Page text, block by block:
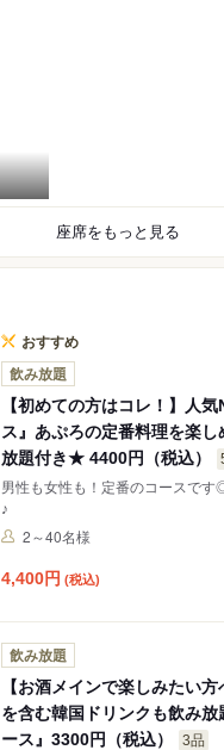
座席をもっと見る
おすすめ
飲み放題
【初めての方はコレ！】人
ス』あぷろの定番料理を楽
放題付き★ 4400円（税込）
男性も女性も！定番のコースです◎◎ 飲み放題付
♪
2～40名様
4,400円 (税込)
飲み放題
【お酒メインで楽しみたい
を含む韓国ドリンクも飲み放
ース』3300円（税込）
3品